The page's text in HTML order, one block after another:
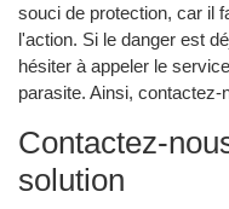
souci de protection, car il
l'action. Si le danger est
hésiter à appeler le
parasite. Ainsi, contactez-
Contactez-
solution